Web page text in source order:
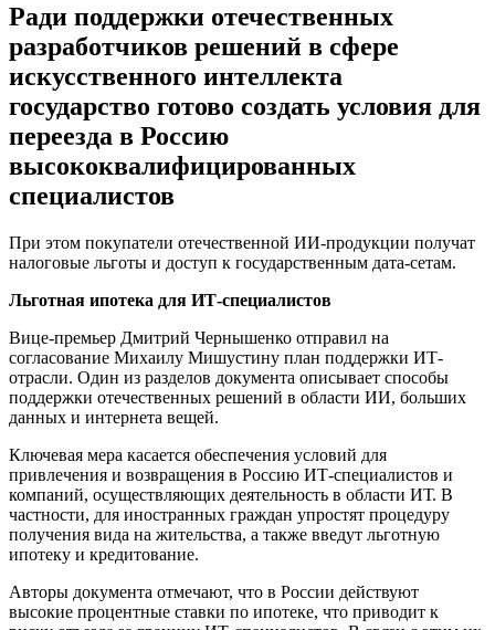
Ради поддержки отечественных
разработчиков решений в сфере
искусственного интеллекта
государство готово создать условия для
переезда в Россию
высококвалифицированных
специалистов
При этом покупатели отечественной ИИ-продукции получат
налоговые льготы и доступ к государственным дата-сетам.
Льготная ипотека для ИТ-специалистов
Вице-премьер Дмитрий Чернышенко отправил на
согласование Михаилу Мишустину план поддержки ИТ-
отрасли. Один из разделов документа описывает способы
поддержки отечественных решений в области ИИ, больших
данных и интернета вещей.
Ключевая мера касается обеспечения условий для
привлечения и возвращения в Россию ИТ-специалистов и
компаний, осуществляющих деятельность в области ИТ. В
частности, для иностранных граждан упростят процедуру
получения вида на жительства, а также введут льготную
ипотеку и кредитование.
Авторы документа отмечают, что в России действуют
высокие процентные ставки по ипотеке, что приводит к